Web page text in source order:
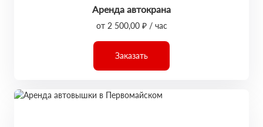
Аренда автокрана
от 2 500,00 ₽ / час
Заказать